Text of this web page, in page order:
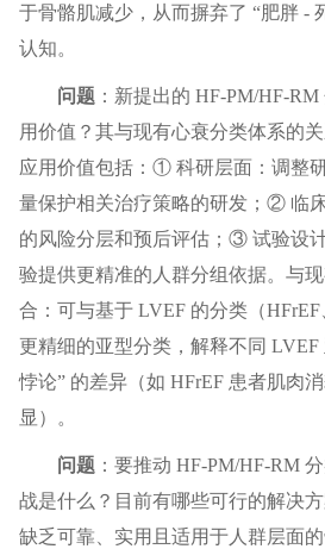
于骨骼肌减少，从而摒弃了 “肥胖 -
认知。
问题：新提出的 HF-PM/HF-
用价值？其与现有心衰分类体系的
应用价值包括：① 科研层面：调整
量保护相关治疗策略的研发；② 临
的风险分层和预后评估；③ 试验设
验提供更精准的人群分组依据。与
合：可与基于 LVEF 的分类（
更精细的亚型分类，解释不同 LVEF
悖论” 的差异（如 HFrEF 患者肌肉
显）。
问题：要推动 HF-PM/HF-RM
战是什么？目前有哪些可行的解决方
缺乏可靠、实用且适用于人群层面